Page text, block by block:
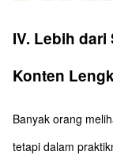
IV. Lebih dari
Konten
Banyak orang
tetapi dalam